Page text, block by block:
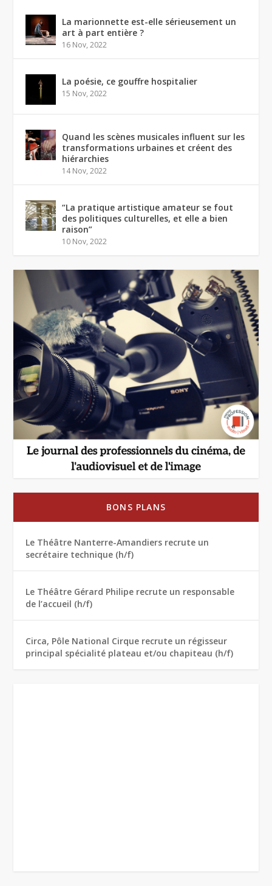
La marionnette est-elle sérieusement un
art à part entière ?
16 Nov, 2022
La poésie, ce gouffre hospitalier
15 Nov, 2022
Quand les scènes musicales influent sur les
transformations urbaines et créent des
hiérarchies
14 Nov, 2022
“La pratique artistique amateur se fout
des politiques culturelles, et elle a bien
raison”
10 Nov, 2022
BONS PLANS
Le Théâtre Nanterre-Amandiers recrute un
secrétaire technique (h/f)
Le Théâtre Gérard Philipe recrute un responsable
de l’accueil (h/f)
Circa, Pôle National Cirque recrute un régisseur
principal spécialité plateau et/ou chapiteau (h/f)